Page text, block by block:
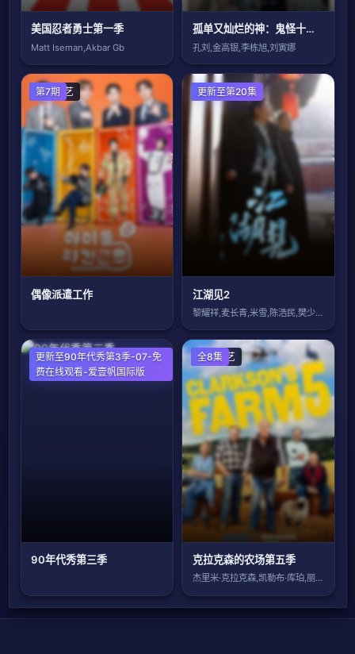
美国忍者勇士第一季
Matt Iseman,Akbar Gb
孤单又灿烂的神：鬼怪十周年特辑
孔刘,金高银,李栋旭,刘寅娜
日韩综艺
第7期
偶像派遣工作
港台综艺
更新至第20集
江湖见2
黎耀祥,麦长青,米雪,陈浩民,樊少皇,吕
欧美综艺
更新至90年代秀第3季-07-免
费在线观看-爱壹帆国际版
90年代秀第三季
欧美综艺
全8集
克拉克森的农场第五季
杰里米·克拉克森,凯勒布·库珀,丽莎·霍